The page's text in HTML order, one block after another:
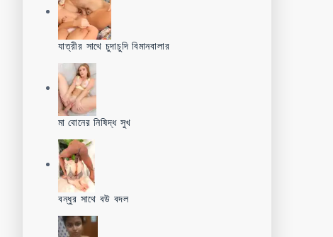
যাত্রীর সাথে চুদাচুদি বিমানবালার
মা বোনের নিষিদ্ধ সুখ
বন্ধুর সাথে বউ বদল